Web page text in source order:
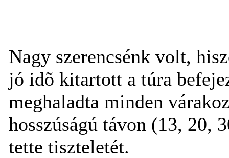
Nagy szerencsénk volt,
jó idõ kitartott a túra
meghaladta minden
hosszúságú távon (13, 20,
tette tiszteletét.